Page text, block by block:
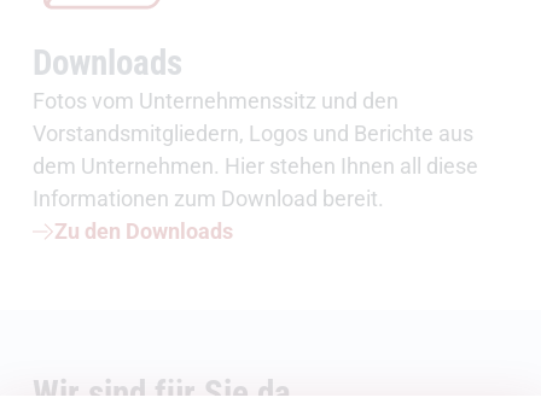
Downloads
Fotos vom Unternehmenssitz und den
Vorstandsmitgliedern, Logos und Berichte aus
dem Unternehmen. Hier stehen Ihnen all diese
Informationen zum Download bereit.
Zu den Downloads
Wir sind für Sie da